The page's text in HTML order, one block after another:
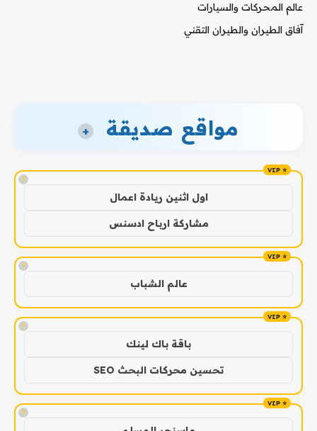
عالم المحركات والسيارات
آفاق الطيران والطيران التقني
مواقع صديقة +
!
اول اثنين ريادة اعمال
مشاركة ارباح ادسنس
!
عالم الشباب
!
باقة باك لينك
تحسين محركات البحث SEO
!